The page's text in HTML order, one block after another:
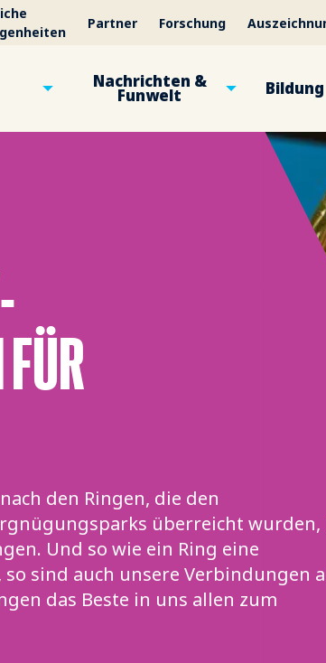
Partner Forschung
Nachrichten &
Funwelt Bildung
den Ringen, die den
überreicht wurden,
Und so wie ein Ring eine
sind auch unsere Verbindungen
das Beste in uns allen zum